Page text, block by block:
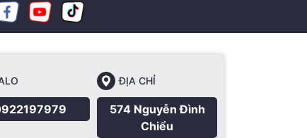
ĐỊA CHỈ
574 Nguyễn Đình
Chiểu